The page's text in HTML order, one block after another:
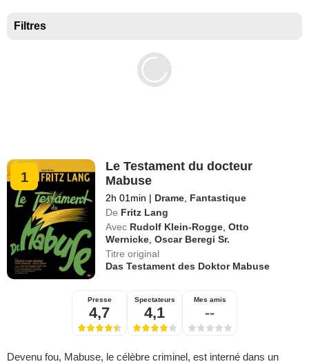
Filtres
1
Le Testament du docteur
Mabuse
2h 01min | Drame Fantastique
De Fritz Lang
Avec Rudolf Klein-Rogge ,Otto
Wernicke ,Oscar Beregi Sr.
Titre original
Das Testament des Doktor Mabuse
Presse
4,7
Spectateurs
4,1
Mes amis
--
Devenu fou, Mabuse, le célèbre criminel, est interné dans un